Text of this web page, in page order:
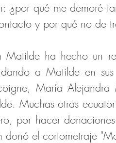
¿por qué me demoré
y por qué no de
Matilde ha hecho un
a Matilde en
María Alejandra
Muchas otras
por hacer
donó el cortometraje